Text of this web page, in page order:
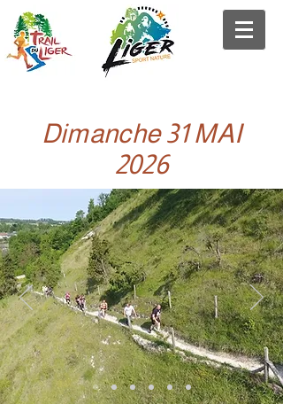
Dimanche 31 MAI
2026